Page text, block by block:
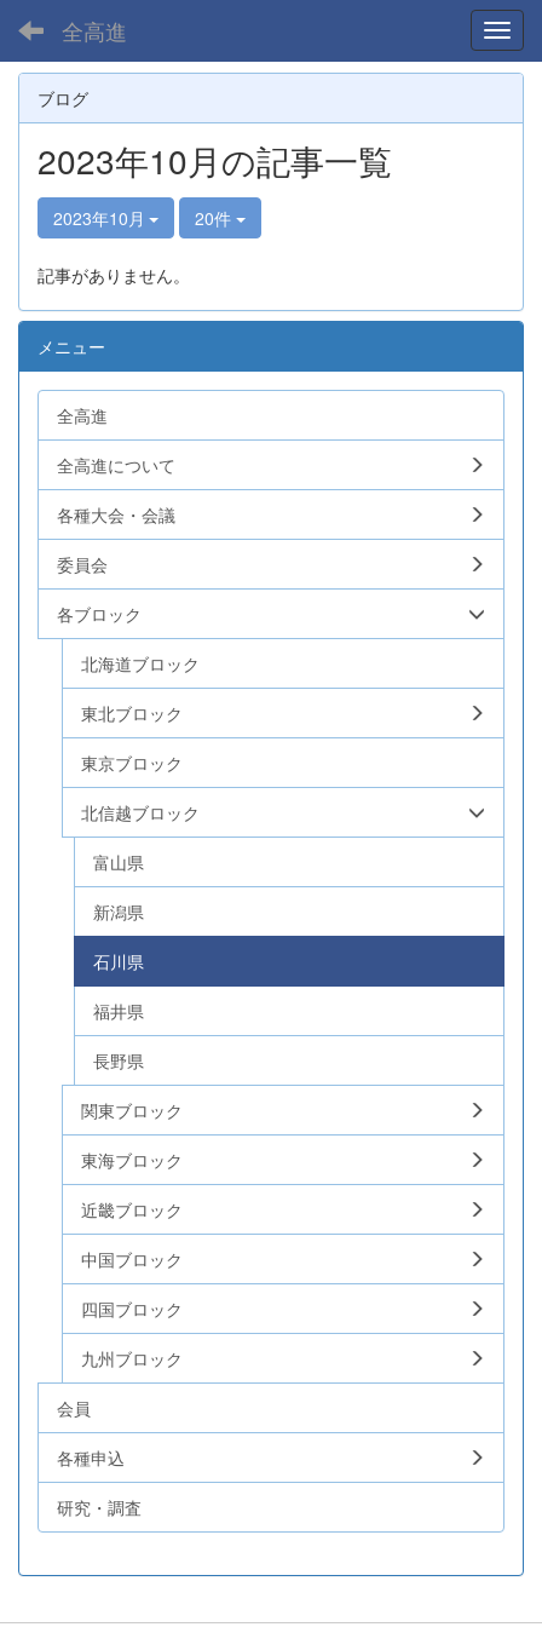
全高進
ブログ
2023年10月の記事一覧
2023年10月 20件
記事がありません。
メニュー
全高進
全高進について
各種大会・会議
委員会
各ブロック
北海道ブロック
東北ブロック
東京ブロック
北信越ブロック
富山県
新潟県
石川県
福井県
長野県
関東ブロック
東海ブロック
近畿ブロック
中国ブロック
四国ブロック
九州ブロック
会員
各種申込
研究・調査